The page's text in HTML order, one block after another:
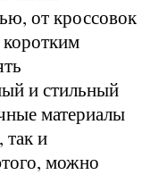
от кроссовок
и стильный
материалы
и
можно